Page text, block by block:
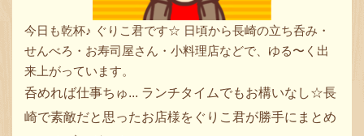
今日も乾杯♪ ぐりこ君です☆ 日頃から長崎の立ち呑み・
せんべろ・お寿司屋さん・小料理店などで、ゆる〜く出
来上がっています。
呑めれば仕事ちゅ... ランチタイムでもお構いなし☆長
崎で素敵だと思ったお店様をぐりこ君が勝手にまとめ